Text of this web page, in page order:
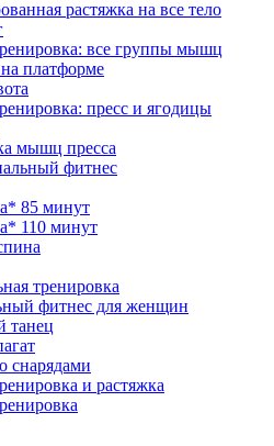
растяжка на все тело
все группы мышц
платформе
пресс и ягодицы
мышц пресса
фитнес
85 минут
110 минут
тренировка
фитнес для женщин
танец
снарядами
и растяжка